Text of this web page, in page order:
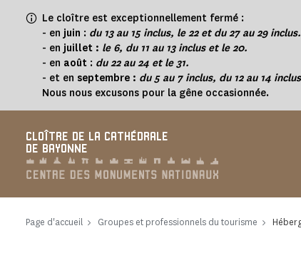
Le cloître est exceptionnellement fermé :
- en juin : du 13 au 15 inclus, le 22 et du 27 au 29 inclus.
- en juillet : le 6, du 11 au 13 inclus et le 20.
- en août : du 22 au 24 et le 31.
- et en septembre : du 5 au 7 inclus, du 12 au 14
Nous nous excusons pour la gêne occasionnée.
CLOÎTRE DE LA CATHÉDRALE
DE BAYONNE
Page d'accueil Groupes et professionnels du tourisme